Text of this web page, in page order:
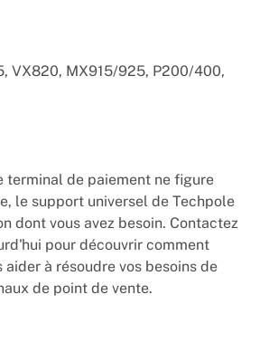
VX820, MX915/925, P200/400,
terminal de paiement ne figure
le support universel de Techpole
dont vous avez besoin. Contactez
pour découvrir comment
aider à résoudre vos besoins de
de point de vente.